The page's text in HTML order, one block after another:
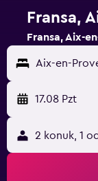
Fransa,
Fransa, Aix-
Aix-en-
17.08 Pzt
2 konuk, 1